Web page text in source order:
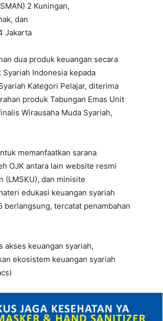
2 Kuningan,
dan
Jakarta
dua produk keuangan secara
Indonesia kepada
Kategori Pelajar, diterima
produk Tabungan Emas Unit
Wirausaha Muda Syariah,
memanfaatkan sarana
OJK antara lain website resmi
(LMSKU), dan minisite
edukasi keuangan syariah
berlangsung, tercatat penambahan
akses keuangan syariah,
ekosistem keuangan syariah